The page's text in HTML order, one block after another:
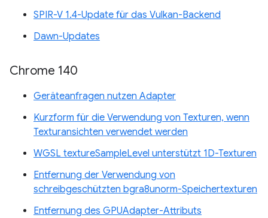
SPIR-V 1.4-Update für das Vulkan-Backend
Dawn-Updates
Chrome 140
Geräteanfragen nutzen Adapter
Kurzform für die Verwendung von Texturen, wenn
Texturansichten verwendet werden
WGSL textureSampleLevel unterstützt 1D-Texturen
Entfernung der Verwendung von
schreibgeschützten bgra8unorm-Speichertexturen
Entfernung des GPUAdapter-Attributs